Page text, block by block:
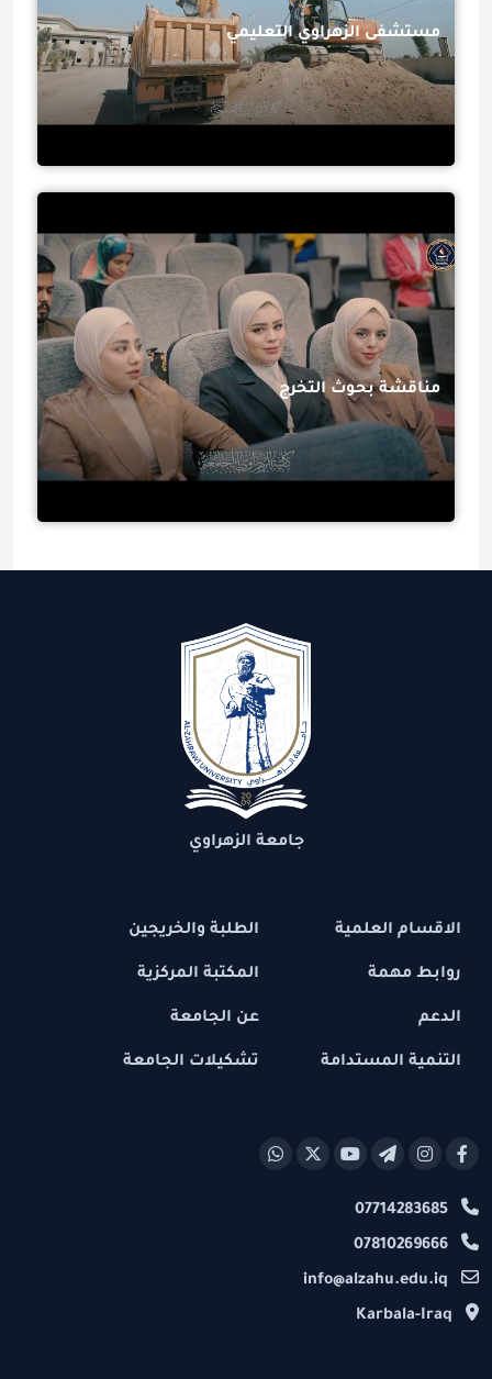
مستشفى الزهراوي التعليمي
مناقشة بحوث التخرج
جامعة الزهراوي
الاقسام العلمية
روابط مهمة
الدعم
التنمية المستدامة
الطلبة والخريجين
المكتبة المركزية
عن الجامعة
تشكيلات الجامعة
07714283685
07810269666
info@alzahu.edu.iq
Karbala-Iraq